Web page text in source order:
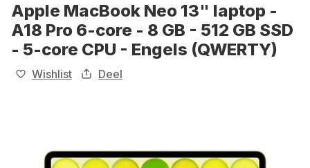
Apple MacBook Neo 13" laptop -
A18 Pro 6-core - 8 GB - 512 GB SSD
- 5-core CPU - Engels (QWERTY)
Wishlist Deel